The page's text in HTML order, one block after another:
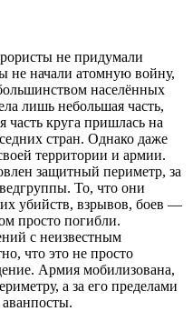
не придумали
не начали атомную войну,
населённых
лишь небольшая часть,
часть круга пришлась на
стран. Однако даже
территории и армии.
защитный периметр, за
То, что они
убийств, взрывов, боев —
просто погибли.
с неизвестным
что это не просто
Армия мобилизована,
а за его пределами
аванпосты.